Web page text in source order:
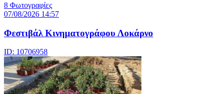
8 Φωτογραφίες
07/08/2026 14:57
Φεστιβάλ Κινηματογράφου Λοκάρνο
ID: 10706958